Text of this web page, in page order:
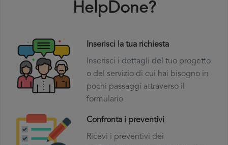
HelpDone?
Inserisci la tua richiesta
Inserisci i dettagli del tuo progetto
o del servizio di cui hai bisogno in
pochi passaggi attraverso il
formulario
Confronta i preventivi
Ricevi i preventivi dei